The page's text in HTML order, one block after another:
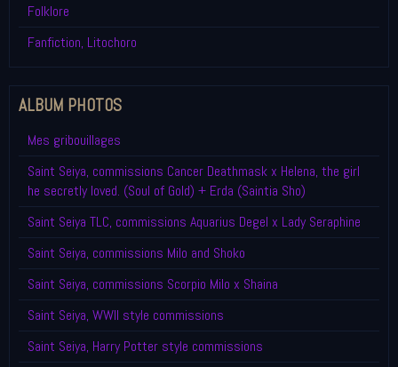
Folklore
Fanfiction, Litochoro
ALBUM PHOTOS
Mes gribouillages
Saint Seiya, commissions Cancer Deathmask x Helena, the girl
he secretly loved. (Soul of Gold) + Erda (Saintia Sho)
Saint Seiya TLC, commissions Aquarius Degel x Lady Seraphine
Saint Seiya, commissions Milo and Shoko
Saint Seiya, commissions Scorpio Milo x Shaina
Saint Seiya, WWII style commissions
Saint Seiya, Harry Potter style commissions